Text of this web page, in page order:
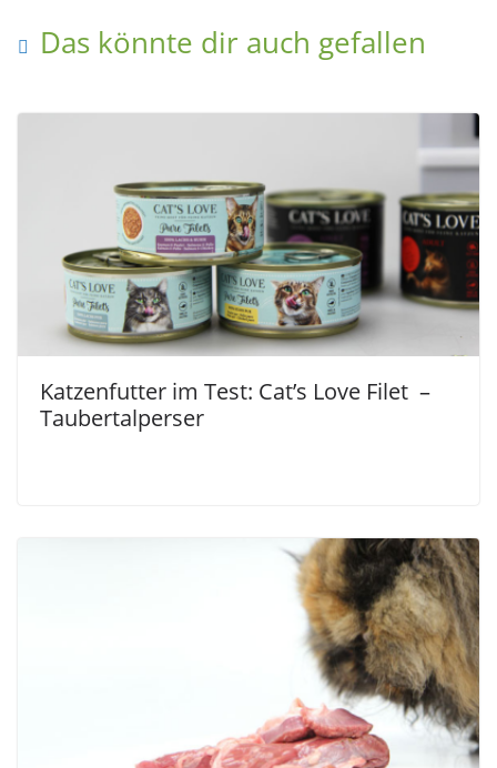
Das könnte dir auch gefallen
Katzenfutter im Test: Cat’s Love Filet –
Taubertalperser